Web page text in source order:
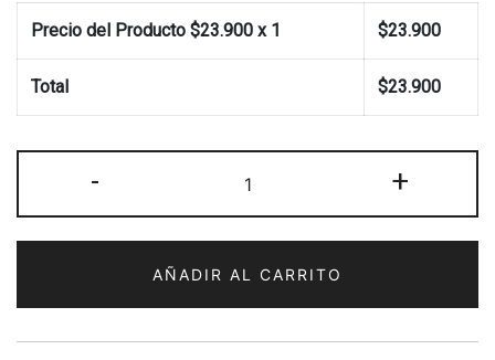
Precio del Producto $23.900 x 1 $23.900
Total $23.900
-
con
caja
madera
(especies
a
+
AÑADIR AL CARRITO